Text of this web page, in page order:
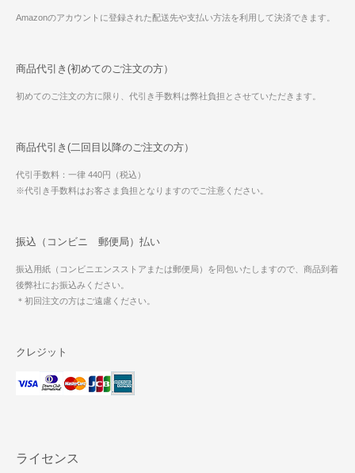
Amazonのアカウントに登録された配送先や支払い方法を利用して決済できます。
商品代引き(初めてのご注文の方）
初めてのご注文の方に限り、代引き手数料は弊社負担とさせていただきます。
商品代引き(二回目以降のご注文の方）
代引手数料：一律 440円（税込）
※代引き手数料はお客さま負担となりますのでご注意ください。
振込（コンビニ 郵便局）払い
振込用紙（コンビニエンスストアまたは郵便局）を同包いたしますので、商品到着
後弊社にお振込みください。
＊初回注文の方はご遠慮ください。
クレジット
ライセンス